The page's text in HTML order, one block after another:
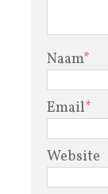
Naam*
Email*
Website